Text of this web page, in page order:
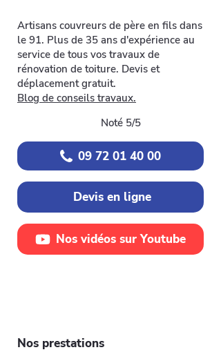
Artisans couvreurs de père en fils dans
le 91. Plus de 35 ans d'expérience au
service de tous vos travaux de
rénovation de toiture. Devis et
déplacement gratuit.
Blog de conseils travaux.
Noté 5/5
09 72 01 40 00
Devis en ligne
Nos vidéos sur Youtube
Nos prestations